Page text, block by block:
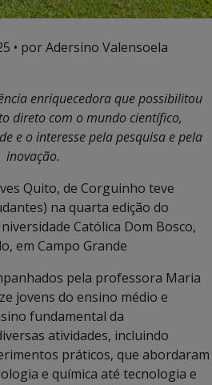
• por Adersino Valensoela
enriquecedora que possibilitou
direto com o mundo científico,
e o interesse pela pesquisa e pela
inovação.
Quito, de Corguinho teve
na quarta edição do
Católica Dom Bosco,
em Campo Grande
pela professora Maria
jovens do ensino médio e
fundamental da
atividades, incluindo
práticos, que abordaram
e química até tecnologia e